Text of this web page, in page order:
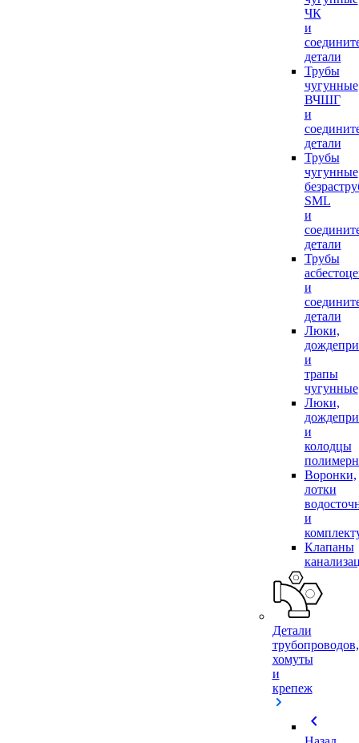
ЧК
и
детали
Трубы
чугунные
ВЧШГ
и
детали
Трубы
чугунные
SML
и
детали
Трубы
и
детали
Люки,
и
трапы
чугунные
Люки,
и
колодцы
Воронки,
лотки
и
Клапаны
Детали
трубопроводов,
хомуты
и
крепеж
chevron_left